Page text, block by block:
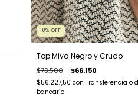
10% OFF
Top Miya Negro y Crudo
$73.500 $66.150
$56.227,50 con Transferencia o
bancario